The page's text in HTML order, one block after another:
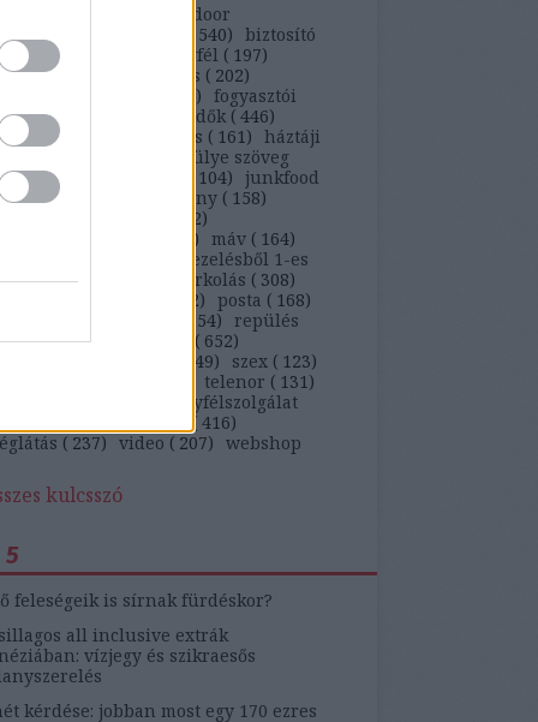
backdoor
540) biztosító
bkv 133 boldog ügyfél ( 197)
csalás ( 202)
) fogyasztói
(442) gvti-fogyasztóvédők ( 446)
149) házhozszállítás ( 161 ) háztáji
hülye szöveg
internet 104)
junkfood
kaja ( kiskarácsony ( 158)
362)
) máv ( 164)
panaszkezelésből 1-es
panaszlevél parkolás ( 308)
212) posta ( 168)
154)
repülés
ruha (230 ( 652)
349) szex ( 123)
telenor ( 131 )
ügyfélszolgálat
( 416)
( 237) video ( 207) webshop
kulcsszó
5
feleségeik is sírnak fürdéskor?
all inclusive extrák
vízjegy és szikraesős
kérdése: jobban most egy 170 ezres